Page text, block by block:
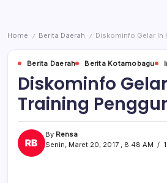
Home / Berita Daerah / Diskominfo Gelar In
Berita Daerah Berita Kotamobagu
Diskominfo
Training
By Rensa
Senin, Maret 20, 2017 , 8:48 AM